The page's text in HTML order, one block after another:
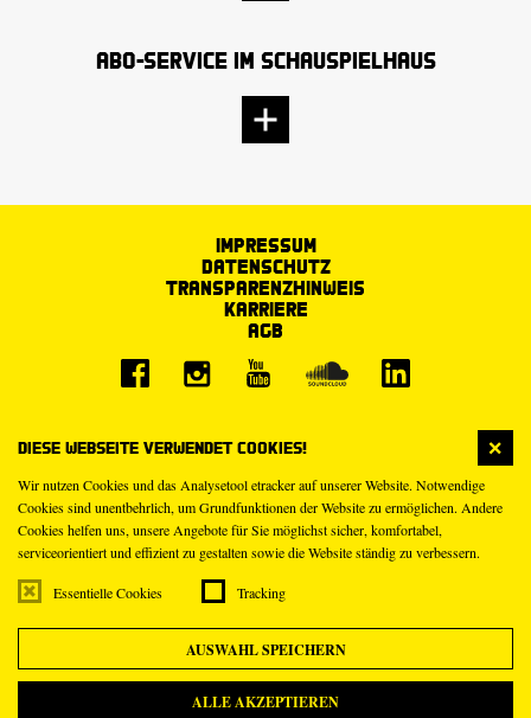
Diese Webseite verwendet Cookies!
Wir nutzen Cookies und das Analysetool etracker auf unserer Website. Notwendige
Cookies sind unentbehrlich, um Grundfunktionen der Website zu ermöglichen. Andere
Cookies helfen uns, unsere Angebote für Sie möglichst sicher, komfortabel,
serviceorientiert und effizient zu gestalten sowie die Website ständig zu verbessern.
Essentielle Cookies Tracking
AUSWAHL SPEICHERN
ALLE AKZEPTIEREN
Abo-Service im Schauspielhaus
Impressum
Datenschutz
Transparenzhinweis
Karriere
AGB